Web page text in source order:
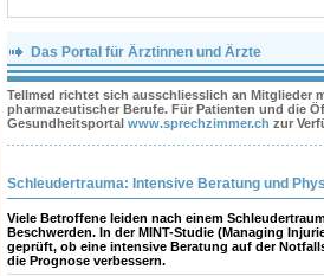
Das Portal für Ärztinnen und Ärzte
Tellmed richtet sich ausschliesslich an Mitglieder
pharmazeutischer Berufe. Für Patienten und die
Gesundheitsportal www.sprechzimmer.ch zur
Schleudertrauma: Intensive Beratung und
Viele Betroffene leiden nach einem
Beschwerden. In der MINT-Studie (Managing
geprüft, ob eine intensive Beratung auf der
die Prognose verbessern.